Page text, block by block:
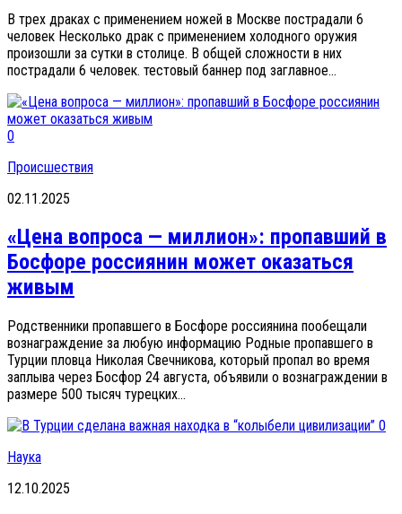
В трех драках с применением ножей в Москве пострадали 6
человек Несколько драк с применением холодного оружия
произошли за сутки в столице. В общей сложности в них
пострадали 6 человек. тестовый баннер под заглавное...
0
Происшествия
02.11.2025
«Цена вопроса — миллион»: пропавший в
Босфоре россиянин может оказаться
живым
Родственники пропавшего в Босфоре россиянина пообещали
вознаграждение за любую информацию Родные пропавшего в
Турции пловца Николая Свечникова, который пропал во время
заплыва через Босфор 24 августа, объявили о вознаграждении в
размере 500 тысяч турецких...
0
Наука
12.10.2025